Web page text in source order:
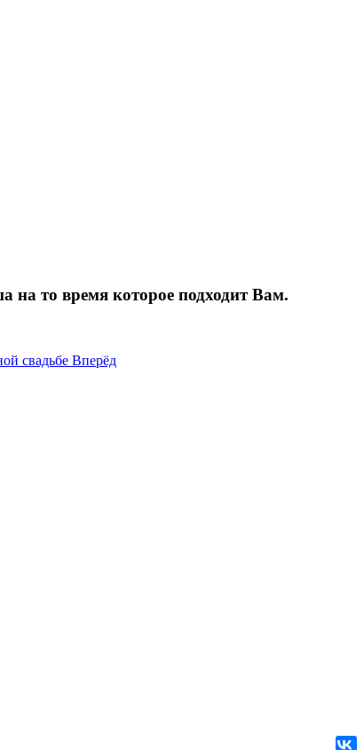
то время которое подходит Вам.
свадьбе Вперёд